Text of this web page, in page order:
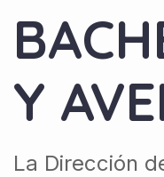
Y
La Dirección